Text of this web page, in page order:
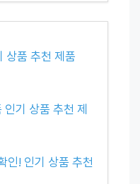
상품 추천 제품
인기 상품 추천 제
인! 인기 상품 추천